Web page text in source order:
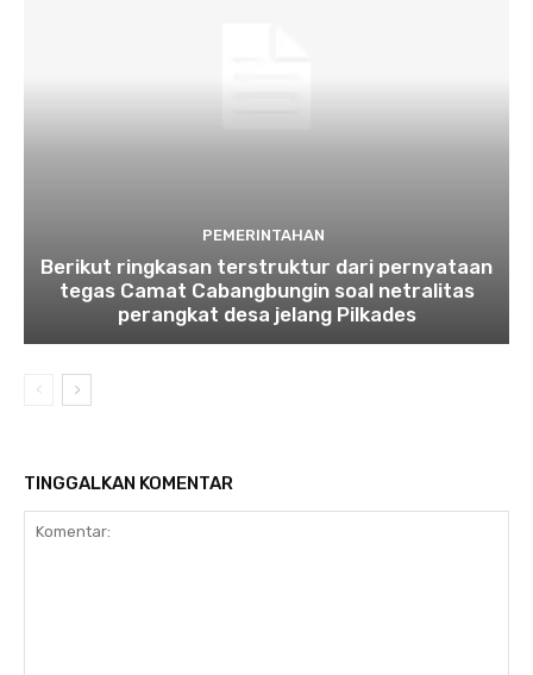
PEMERINTAHAN
Berikut ringkasan terstruktur dari pernyataan
tegas Camat Cabangbungin soal netralitas
perangkat desa jelang Pilkades
TINGGALKAN KOMENTAR